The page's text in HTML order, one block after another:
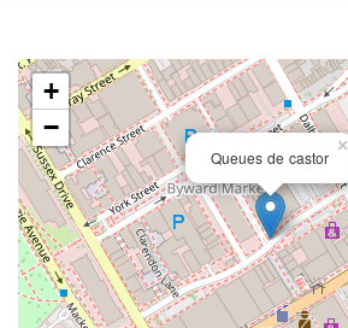
Queues de castor
×
+
−